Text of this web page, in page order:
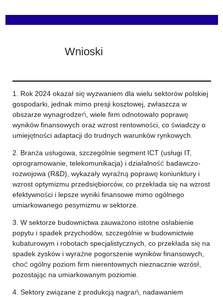
Wnioski
1. Rok 2024 okazał się wyzwaniem dla wielu sektorów polskiej
gospodarki, jednak mimo presji kosztowej, zwłaszcza w
obszarze wynagrodzeń, wiele firm odnotowało poprawę
wyników finansowych oraz wzrost rentowności, co świadczy o
umiejętności adaptacji do trudnych warunków rynkowych.
2. Branża usługowa, szczególnie segment ICT (usługi IT,
oprogramowanie, telekomunikacja) i działalność badawczo-
rozwojowa (R&D), wykazały wyraźną poprawę koniunktury i
wzrost optymizmu przedsiębiorców, co przekłada się na wzrost
efektywności i lepsze wyniki finansowe mimo ogólnego
umiarkowanego pesymizmu w sektorze.
3. W sektorze budownictwa zauważono istotne osłabienie
popytu i spadek przychodów, szczególnie w budownictwie
kubaturowym i robotach specjalistycznych, co przekłada się na
spadek zysków i wyraźne pogorszenie wyników finansowych,
choć ogólny poziom firm nierentownych nieznacznie wzrósł,
pozostając na umiarkowanym poziomie.
4. Sektory związane z produkcją nagrań, nadawaniem